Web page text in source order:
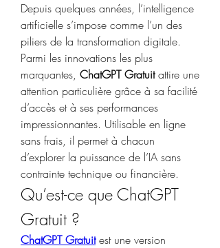
Depuis quelques années, l’intelligence
artificielle s’impose comme l’un des
piliers de la transformation digitale.
Parmi les innovations les plus
marquantes, ChatGPT Gratuit attire une
attention particulière grâce à sa facilité
d’accès et à ses performances
impressionnantes. Utilisable en ligne
sans frais, il permet à chacun
d’explorer la puissance de l’IA sans
contrainte technique ou financière.
Qu’est-ce que ChatGPT
Gratuit ?
ChatGPT Gratuit est une version